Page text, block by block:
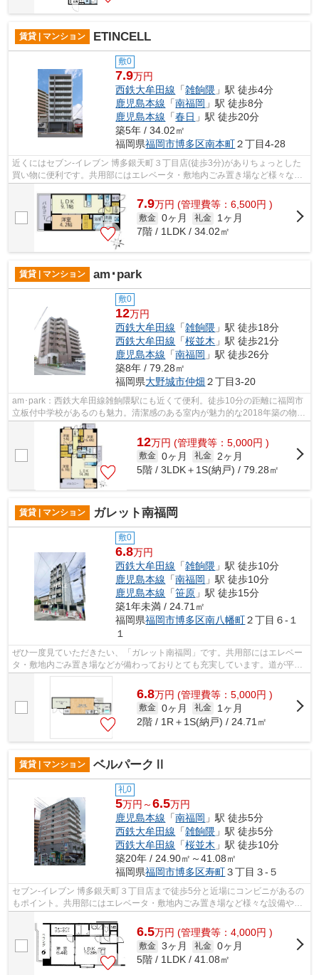
賃貸 | マンション ETINCELL
敷0
7.9万円
西鉄大牟田線 「雑餉隈 」駅 徒歩4分
鹿児島本線 「南福岡 」駅 徒歩8分
鹿児島本線 「春日 」駅 徒歩20分
築5年 / 34.02㎡
福岡県福岡市博多区南本町２丁目4-28
近くにはセブン‐イレブン 博多銀天町３丁目店(徒歩3分)がありちょっとした
買い物に便利です。共用部にはエレベータ・敷地内ごみ置き場など様々な設
備やサービスが揃っているので便利で...
7.9万円 (管理費等：6,500円 )
敷金 0ヶ月 礼金
1ヶ月
7階 / 1LDK / 34.02㎡
賃貸 | マンション am･park
敷0
12万円
西鉄大牟田線 「雑餉隈 」駅 徒歩18分
西鉄大牟田線 「桜並木 」駅 徒歩21分
鹿児島本線 「南福岡 」駅 徒歩26分
築8年 / 79.28㎡
福岡県大野城市仲畑 ２丁目3-20
am･park：西鉄大牟田線雑餉隈駅にも近くて便利。徒歩10分の距離に福岡市
立板付中学校があるのも魅力。清潔感のある室内が魅力的な2018年築の物件
となっており、一押しです。賃料は高い...
12万円 (管理費等：5,000円 )
敷金 0ヶ月 礼金
2ヶ月
5階 / 3LDK＋1S(納戸) / 79.28㎡
賃貸 | マンション ガレット南福岡
敷0
6.8万円
西鉄大牟田線 「雑餉隈 」駅 徒歩10分
鹿児島本線 「南福岡 」駅 徒歩10分
鹿児島本線 「笹原 」駅 徒歩15分
築1年未満 / 24.71㎡
福岡県福岡市博多区南八幡町２丁目６-１
１
ぜひ一度見ていただきたい、「ガレット南福岡」です。共用部にはエレベー
タ・敷地内ごみ置き場などが備わっておりとても充実しています。道が平坦
だと買い物も快適にできますね。こち...
6.8万円 (管理費等：5,000円 )
敷金 0ヶ月 礼金
1ヶ月
2階 / 1R＋1S(納戸) / 24.71㎡
賃貸 | マンション ベルパークⅡ
礼0
5万円～6.5万円
鹿児島本線 「南福岡 」駅 徒歩5分
西鉄大牟田線 「雑餉隈 」駅 徒歩5分
西鉄大牟田線 「桜並木 」駅 徒歩10分
築20年 / 24.90㎡～41.08㎡
福岡県福岡市博多区寿町３丁目３-５
セブン‐イレブン 博多銀天町３丁目店まで徒歩5分と近場にコンビニがあるの
もポイント。共用部にはエレベータ・敷地内ごみ置き場など様々な設備やサ
6.5万円 (管理費等：4,000円 )
敷金 3ヶ月 礼金 0ヶ月
5階 / 1LDK / 41.08㎡